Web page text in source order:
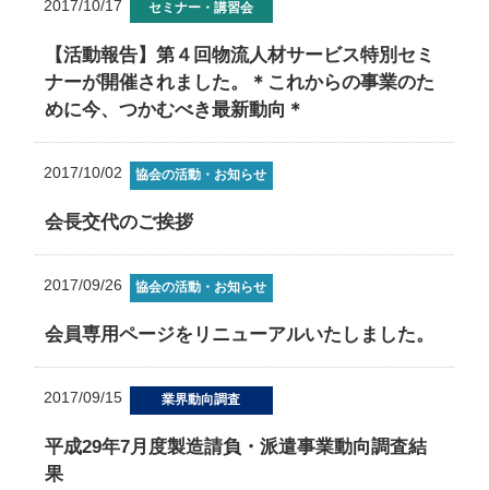
2017/10/17 セミナー・講習会
【活動報告】第４回物流人材サービス特別セミ
ナーが開催されました。＊これからの事業のた
めに今、つかむべき最新動向＊
2017/10/02 協会の活動・お知らせ
会長交代のご挨拶
2017/09/26 協会の活動・お知らせ
会員専用ページをリニューアルいたしました。
2017/09/15 業界動向調査
平成29年7月度製造請負・派遣事業動向調査結
果